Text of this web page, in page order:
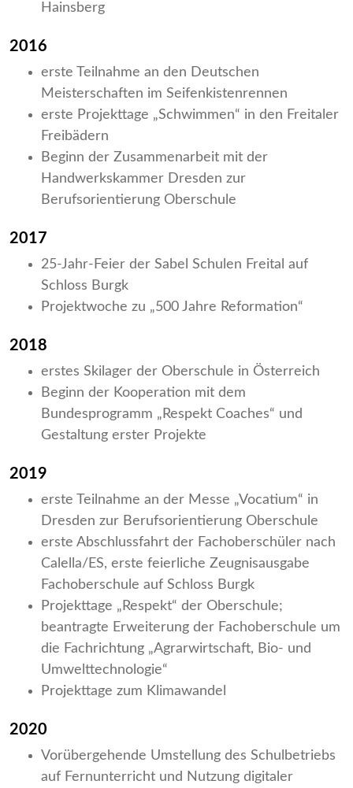
Hainsberg
2016
erste Teilnahme an den Deutschen
Meisterschaften im Seifenkistenrennen
erste Projekttage „Schwimmen“ in den Freitaler
Freibädern
Beginn der Zusammenarbeit mit der
Handwerkskammer Dresden zur
Berufsorientierung Oberschule
2017
25-Jahr-Feier der Sabel Schulen Freital auf
Schloss Burgk
Projektwoche zu „500 Jahre Reformation“
2018
erstes Skilager der Oberschule in Österreich
Beginn der Kooperation mit dem
Bundesprogramm „Respekt Coaches“ und
Gestaltung erster Projekte
2019
erste Teilnahme an der Messe „Vocatium“ in
Dresden zur Berufsorientierung Oberschule
erste Abschlussfahrt der Fachoberschüler nach
Calella/ES, erste feierliche Zeugnisausgabe
Fachoberschule auf Schloss Burgk
Projekttage „Respekt“ der Oberschule;
beantragte Erweiterung der Fachoberschule um
die Fachrichtung „Agrarwirtschaft, Bio- und
Umwelttechnologie“
Projekttage zum Klimawandel
2020
Vorübergehende Umstellung des Schulbetriebs
auf Fernunterricht und Nutzung digitaler